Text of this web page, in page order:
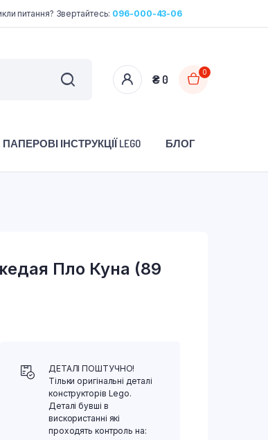
питання? Звертайтесь: 096-000-43-06
₴ 0
0
ПАПЕРОВІ ІНСТРУКЦІЇ LEGO БЛОГ
Пло Куна (89
ДЕТАЛІ ПОШТУЧНО!
Тільки оригінальні деталі
конструкторів Lego.
Деталі бувші в
вискористанні які
проходять контроль на: